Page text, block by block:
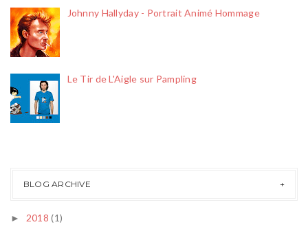
Johnny Hallyday - Portrait Animé Hommage
Le Tir de L'Aigle sur Pampling
BLOG ARCHIVE
► 2018 (1)